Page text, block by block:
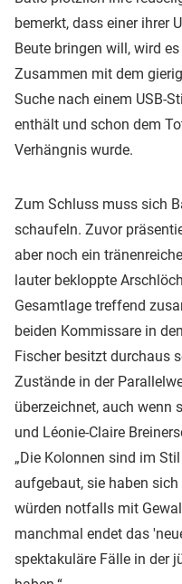
bemerkt, dass einer ihrer
Beute bringen will, wird
Zusammen mit dem
Suche nach einem USB-
enthält und schon dem
Verhängnis wurde.
Zum Schluss muss sich
schaufeln. Zuvor
aber noch ein
lauter bekloppte
Gesamtlage treffend
beiden Kommissare in
Fischer besitzt durchaus
Zustände in der
überzeichnet, auch wenn
und Léonie-Claire
„Die Kolonnen sind im
aufgebaut, sie haben
würden notfalls mit
manchmal endet das
spektakuläre Fälle in der